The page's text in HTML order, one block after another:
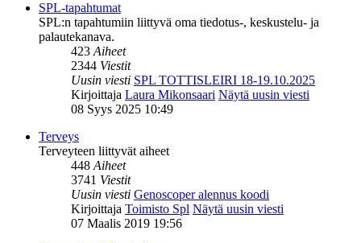
SPL-tapahtumat
SPL:n tapahtumiin liittyvä oma tiedotus-, keskustelu- ja
palautekanava.
423Aiheet
2344 Viestit
Uusin viesti SPL TOTTISLEIRI 18-19.10.2025
Kirjoittaja Laura Mikonsaari Näytä uusin viesti
08 Syys 2025 10:49
Terveys
Terveyteen liittyvät aiheet
448Aiheet
3741 Viestit
Uusin viesti Genoscoper alennus koodi
Kirjoittaja Toimisto Spl Näytä uusin viesti
07 Maalis 2019 19:56